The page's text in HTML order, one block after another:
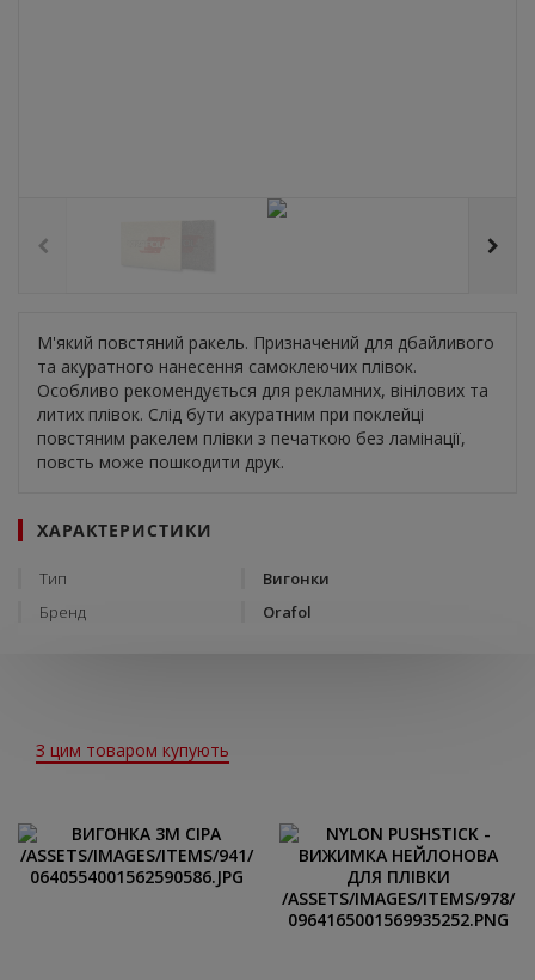
М'який повстяний ракель. Призначений для дбайливого
та акуратного нанесення самоклеючих плівок.
Особливо рекомендується для рекламних, вінілових та
литих плівок. Слід бути акуратним при поклейці
повстяним ракелем плівки з печаткою без ламінації,
повсть може пошкодити друк.
ХАРАКТЕРИСТИКИ
Тип
Вигонки
Бренд
Orafol
З цим товаром купують